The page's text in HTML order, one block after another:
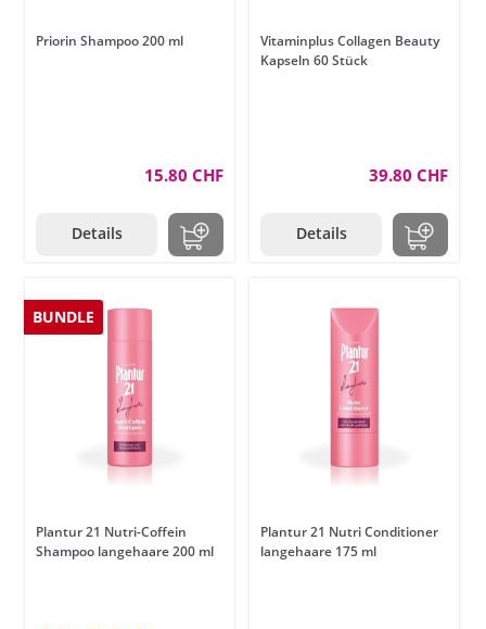
Priorin Shampoo 200 ml
15.80 CHF
Details
Vitaminplus Collagen Beauty
Kapseln 60 Stück
39.80 CHF
Details
BUNDLE
Plantur 21 Nutri-Coffein
Shampoo langehaare 200 ml
Plantur 21 Nutri Conditioner
langehaare 175 ml